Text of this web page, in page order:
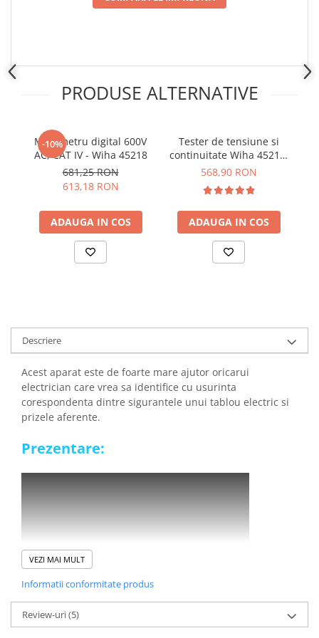
Placi de Expansiune
Componente Electronice
Acumulatori si Baterii
Acumulatori
Contoare si Relee Electrice
Sigurante Automate
Sigurante Fuzibile
arc electric
Descarcatoare de Supratensiune
Blocuri de Distributie
Tablouri Electrice
Accesorii Tablouri Electrice
Convertoare de Tensiune
Prize Inteligente
Module Smart Home
Camere Supraveghere
Iluminat
PRODUSE ALTERNATIVE
-10%
Multimetru digital 600V
AC, CAT IV - Wiha 45218
681,25 RON
613,18 RON
ADAUGA IN COS
Tester de tensiune si
continuitate Wiha 45217,
0.5-1000V AC, CAT IV
568,90 RON
ADAUGA IN COS
Descriere
Acest aparat este de foarte mare ajutor oricarui
electrician care vrea sa identifice cu usurinta
corespondenta dintre sigurantele unui tablou electric si
prizele aferente.
Prezentare:
VEZI MAI MULT
Informatii conformitate produs
Review-uri(5)